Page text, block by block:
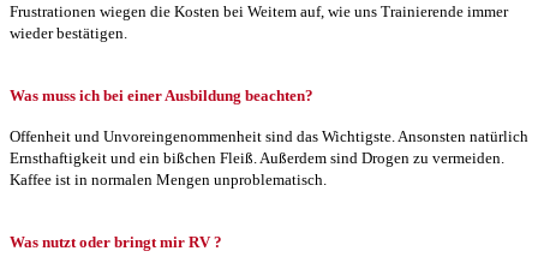
Frustrationen wiegen die Kosten bei Weitem auf, wie uns Trainierende immer
wieder bestätigen.
Was muss ich bei einer Ausbildung beachten?
Offenheit und Unvoreingenommenheit sind das Wichtigste. Ansonsten natürlich
Ernsthaftigkeit und ein bißchen Fleiß. Außerdem sind Drogen zu vermeiden.
Kaffee ist in normalen Mengen unproblematisch.
Was nutzt oder bringt mir RV ?